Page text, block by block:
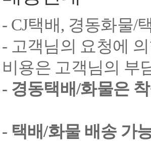
- CJ택배, 경동화물/
- 고객님의 요청에
비용은 고객님의 부
- 경동택배/화물은
- 택배/화물 배송 가